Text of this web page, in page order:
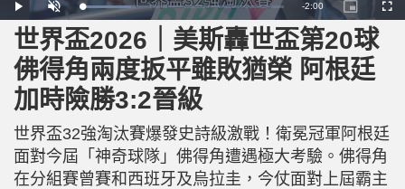
P
l
a
y
U
n
m
u
e
L
o
d
e
d
:
2
4
.
4
8
R
e
m
n
-2:00
P
i
c
t
u
r
e
-
i
c
t
r
e
F
u
世界盃2026｜美斯轟世盃第20球
佛得角兩度扳平雖敗猶榮 阿根廷
加時險勝3:2晉級
世界盃32強淘汰賽爆發史詩級激戰！衛冕冠軍阿根廷
面對今屆「神奇球隊」佛得角遭遇極大考驗。佛得角
在分組賽曾賽和西班牙及烏拉圭，今仗面對上屆霸主